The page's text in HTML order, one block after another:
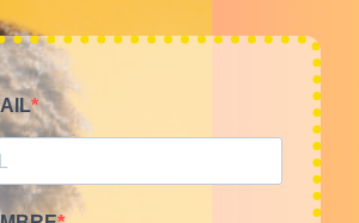
Jeans
Mix pantalones vaqueros
talle alto 12€/Kg
(sin IVA)